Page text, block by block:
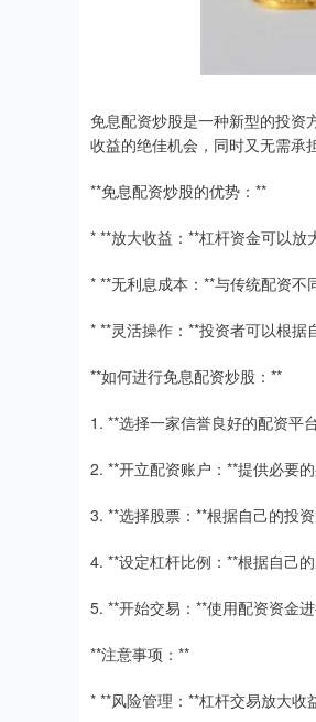
免息配资炒股是一种新型的投资
收益的绝佳机会，同时又无需承
**免息配资炒股的优势：**
* **放大收益：**杠杆资金可以放
* **无利息成本：**与传统配资不
* **灵活操作：**投资者可以根据
**如何进行免息配资炒股：**
1. **选择一家信誉良好的配资平
2. **开立配资账户：**提供必要
3. **选择股票：**根据自己的投
4. **设定杠杆比例：**根据自己
5. **开始交易：**使用配资资金
**注意事项：**
* **风险管理：**杠杆交易放大收